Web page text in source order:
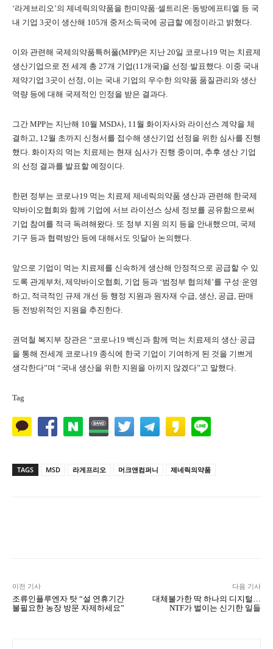
‘라게브리오’의 제네릭의약품을 한미약품·셀트리온·동방에프티엘 등 국
내 기업 3곳이 생산해 105개 중저소득국에 공급할 예정이라고 밝혔다.
이와 관련해 국제의약품특허풀(MPP)은 지난 20일 코로나19 먹는 치료제
생산기업으로 전 세계 총 27개 기업(11개국)을 선정·발표했다. 이중 국내
제약기업 3곳이 선정, 이는 국내 기업의 우수한 의약품 품질관리와 생산
역량 등에 대해 국제적인 인정을 받은 결과다.
그간 MPP는 지난해 10월 MSD사, 11월 화이자사와 라이선스 계약을 체
결하고, 12월 초까지 신청서를 접수해 생산기업 선정을 위한 심사를 진행
했다. 화이자의 먹는 치료제는 현재 심사가 진행 중이며, 추후 생산 기업
의 선정 결과를 발표할 예정이다.
한편 정부는 코로나19 먹는 치료제 제네릭의약품 생산과 관련해 한국제
약바이오협회와 함께 기업에 서브 라이선스 상세 정보를 공유함으로써
기업 참여를 적극 독려해왔다. 또 정부 지원 의지 등을 안내했으며, 국제
기구 등과 협력방안 등에 대해서도 잇달아 논의했다.
앞으로 기업이 먹는 치료제를 신속하게 생산해 안정적으로 공급할 수 있
도록 관계부처, 제약바이오협회, 기업 등과 ‘범정부 협의체’를 구성·운영
하고, 적극적인 규제 개선 등 행정 지원과 원자재 수급, 생산, 공급, 판매
등 전방위적인 지원을 추진한다.
권덕철 복지부 장관은 “코로나19 백신과 함께 먹는 치료제의 생산·공급
을 통해 전세계 코로나19 종식에 한국 기업이 기여하게 된 것을 기쁘게
생각한다”며 “국내 생산을 위한 지원을 아끼지 않겠다”고 말했다.
Tag
TAGS MSD 라게프리오 머크앤컴퍼니 제네릭의약품
이전 기사
조류인플루엔자 탓 “설 연휴기간
불필요한 농장 방문 자제하세요”
다음 기사
대체불가한 딱 하나의 디지털…
NTF가 벌이는 신기한 일들